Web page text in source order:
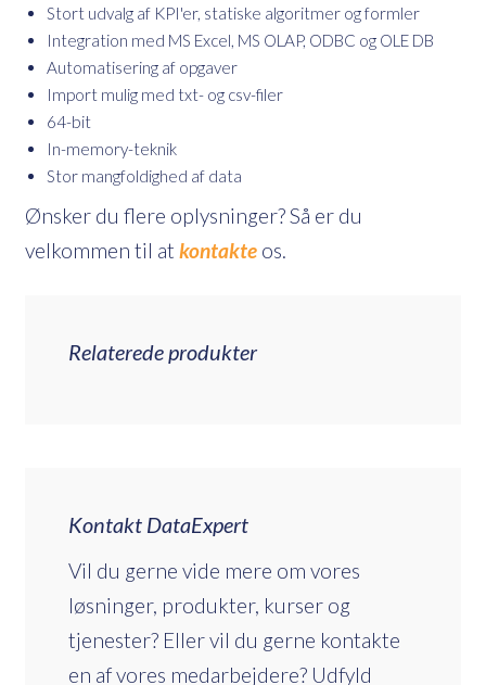
Stort udvalg af KPI'er, statiske algoritmer og formler
Integration med MS Excel, MS OLAP, ODBC og OLE DB
Automatisering af opgaver
Import mulig med txt- og csv-filer
64-bit
In-memory-teknik
Stor mangfoldighed af data
Ønsker du flere oplysninger? Så er du
velkommen til at kontakte os.
Relaterede produkter
Kontakt DataExpert
Vil du gerne vide mere om vores
løsninger, produkter, kurser og
tjenester? Eller vil du gerne kontakte
en af vores medarbejdere? Udfyld